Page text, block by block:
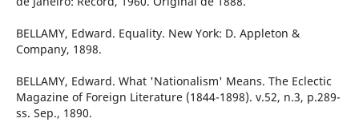
BELLAMY, Edward. Equality. New York: D. Appleton &
Company, 1898.
BELLAMY, Edward. What 'Nationalism' Means. The Eclectic
Magazine of Foreign Literature (1844-1898). v.52, n.3, p.289-
ss. Sep., 1890.